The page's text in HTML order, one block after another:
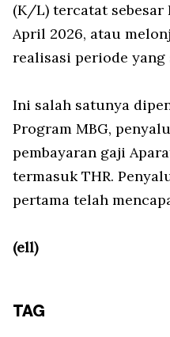
(K/L) tercatat sebesar
April 2026, atau
realisasi periode yang
Ini salah satunya
Program MBG,
pembayaran gaji
termasuk THR.
pertama telah
(ell)
TAG